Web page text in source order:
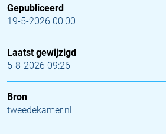
Gepubliceerd
19-5-2026 00:00
Laatst gewijzigd
5-8-2026 09:26
Bron
tweedekamer.nl